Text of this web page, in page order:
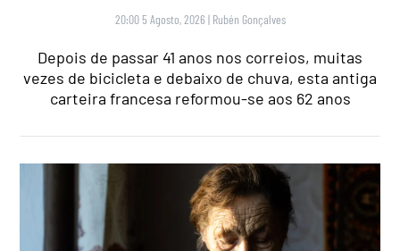
20:00 5 Agosto, 2026 | Rubén Gonçalves
Depois de passar 41 anos nos correios, muitas
vezes de bicicleta e debaixo de chuva, esta antiga
carteira francesa reformou-se aos 62 anos